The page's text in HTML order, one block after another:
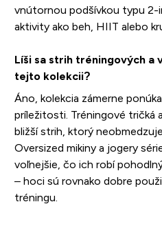
vnútornou podšívkou typu 2-
aktivity ako beh, HIIT alebo
Líši sa strih tréningových a
tejto kolekcii?
Áno, kolekcia zámerne
príležitosti. Tréningové tričká
bližší strih, ktorý
Oversized mikiny a jogery
voľnejšie, čo ich robí
– hoci sú rovnako dobre
tréningu.